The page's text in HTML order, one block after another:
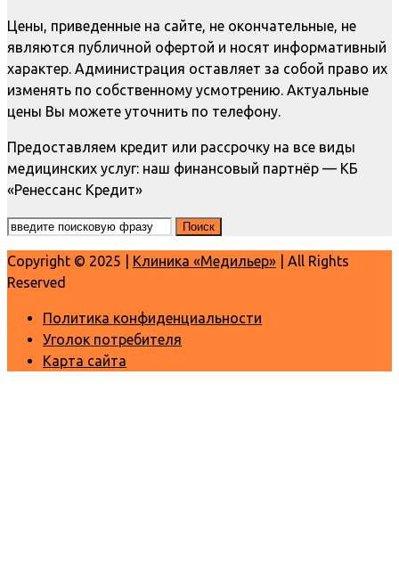
Цены, приведенные на сайте, не окончательные, не
являются публичной офертой и носят информативный
характер. Администрация оставляет за собой право их
изменять по собственному усмотрению. Актуальные
цены Вы можете уточнить по телефону.
Предоставляем кредит или рассрочку на все виды
медицинских услуг: наш финансовый партнёр — КБ
«Ренессанс Кредит»
Copyright © 2025 | Клиника «Медильер» | All Rights
Reserved
Политика конфиденциальности
Уголок потребителя
Карта сайта